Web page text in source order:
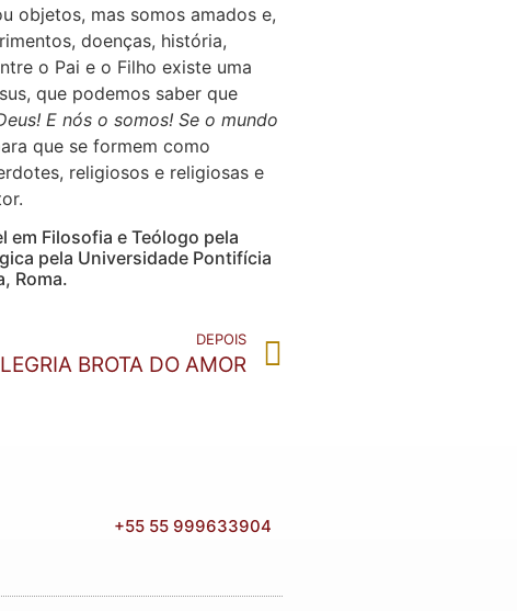
objetos, mas somos amados e,
doenças, história,
o Pai e o Filho existe uma
que podemos saber que
E nós o somos! Se o mundo
que se formem como
religiosos e religiosas e
em Filosofia e Teólogo pela
pela Universidade Pontifícia
Roma.
DEPOIS
BROTA DO AMOR
+55 55 999633904